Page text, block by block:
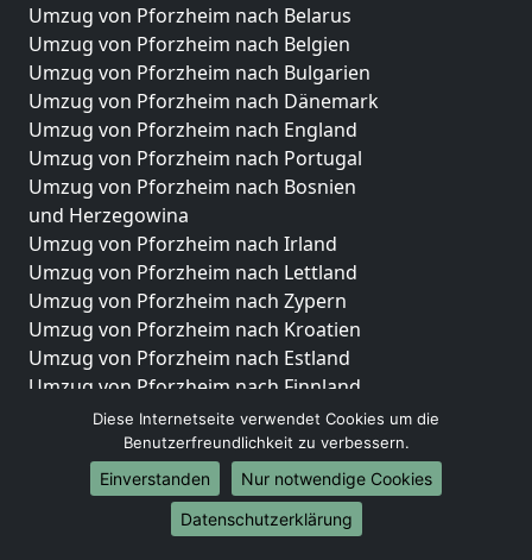
Umzug von Pforzheim nach Belarus
Umzug von Pforzheim nach Belgien
Umzug von Pforzheim nach Bulgarien
Umzug von Pforzheim nach Dänemark
Umzug von Pforzheim nach England
Umzug von Pforzheim nach Portugal
Umzug von Pforzheim nach Bosnien
und Herzegowina
Umzug von Pforzheim nach Irland
Umzug von Pforzheim nach Lettland
Umzug von Pforzheim nach Zypern
Umzug von Pforzheim nach Kroatien
Umzug von Pforzheim nach Estland
Umzug von Pforzheim nach Finnland
Umzug von Pforzheim nach Frankreich
Umzug von Pforzheim nach Griechenland
Umzug von Pforzheim nach Italien
Umzug von Pforzheim nach Liechtenstein
Umzug von Pforzheim nach Luxemburg
Diese Internetseite verwendet Cookies um die
Benutzerfreundlichkeit zu verbessern.
Einverstanden
Nur notwendige Cookies
Datenschutzerklärung